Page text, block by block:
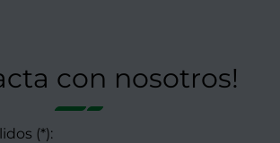
con nosotros!
(*):